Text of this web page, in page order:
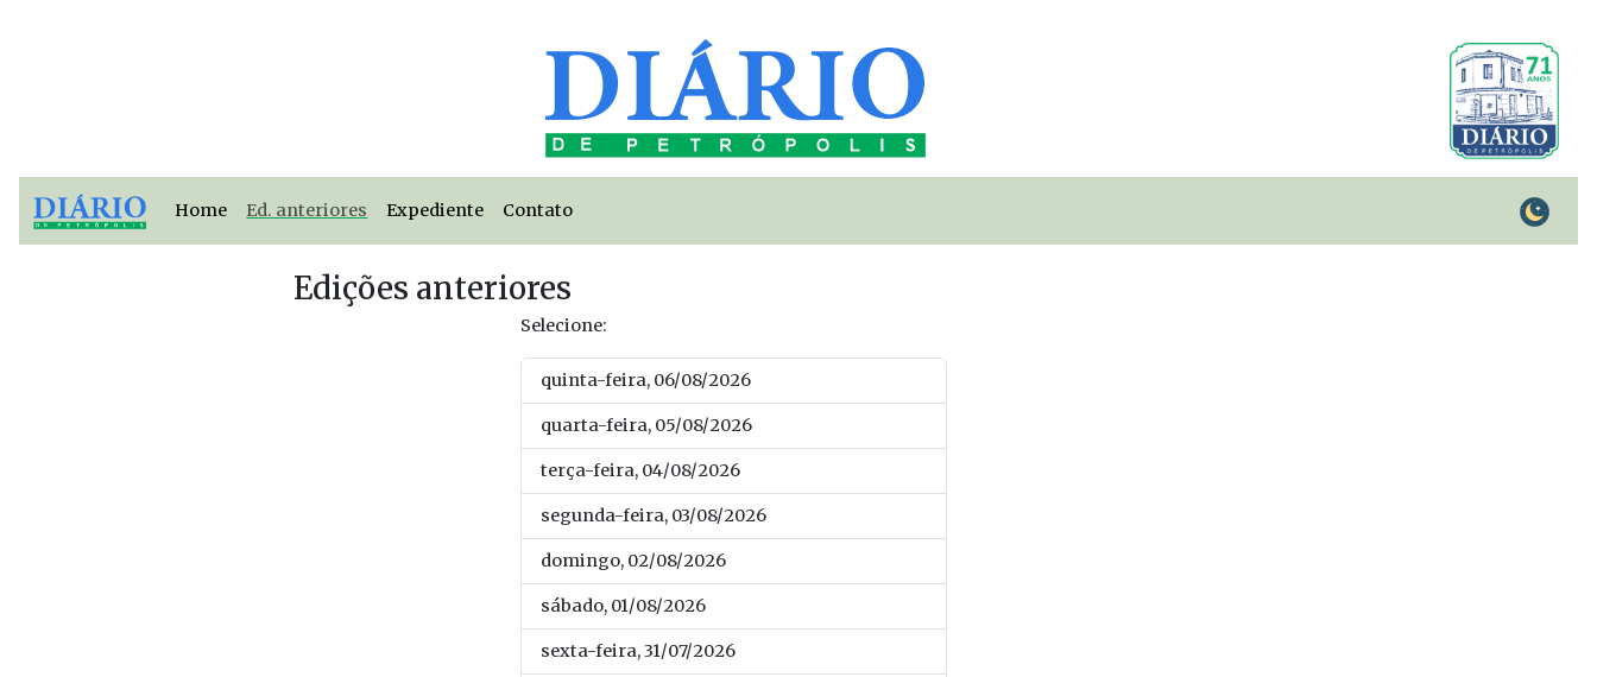
Home Ed. anteriores Expediente Contato
Edições anteriores
Selecione:
quinta-feira, 06/08/2026
quarta-feira, 05/08/2026
terça-feira, 04/08/2026
segunda-feira, 03/08/2026
domingo, 02/08/2026
sábado, 01/08/2026
sexta-feira, 31/07/2026